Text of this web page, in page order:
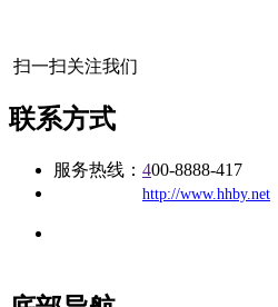
扫一扫关注我们
联系方式
服务热线： 400-8888-417
http://www.hhby.net